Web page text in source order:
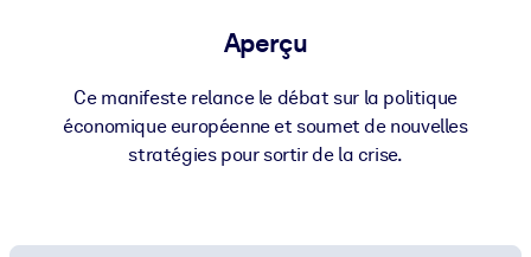
Aperçu
Ce manifeste relance le débat sur la politique
économique européenne et soumet de nouvelles
stratégies pour sortir de la crise.